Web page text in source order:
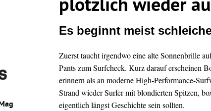
plötzlich wieder
Es beginnt meist
Zuerst taucht irgendwo eine alte Sonnenbrille
Pants zum Surfcheck. Kurz darauf erscheinen
erinnern als an moderne High-Performance-
Strand wieder Surfer mit blondierten Spitzen,
eigentlich längst Geschichte sein sollten.